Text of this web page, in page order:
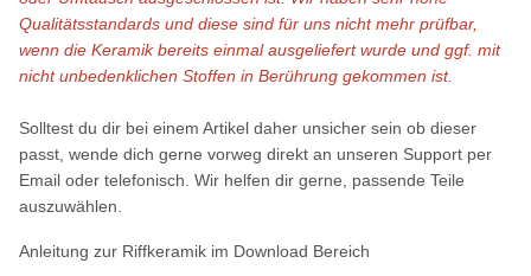
Qualitätsstandards und diese sind für uns nicht mehr prüfbar,
wenn die Keramik bereits einmal ausgeliefert wurde und ggf. mit
nicht unbedenklichen Stoffen in Berührung gekommen ist.
Solltest du dir bei einem Artikel daher unsicher sein ob dieser
passt, wende dich gerne vorweg direkt an unseren Support per
Email oder telefonisch. Wir helfen dir gerne, passende Teile
auszuwählen.
Anleitung zur Riffkeramik im Download Bereich